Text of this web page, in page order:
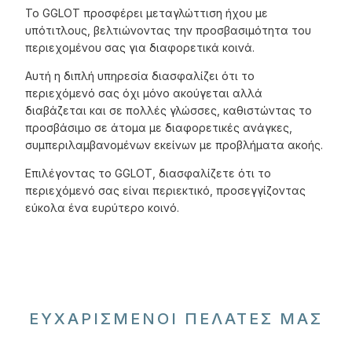
Το GGLOT προσφέρει μεταγλώττιση ήχου με
υπότιτλους, βελτιώνοντας την προσβασιμότητα του
περιεχομένου σας για διαφορετικά κοινά.
Αυτή η διπλή υπηρεσία διασφαλίζει ότι το
περιεχόμενό σας όχι μόνο ακούγεται αλλά
διαβάζεται και σε πολλές γλώσσες, καθιστώντας το
προσβάσιμο σε άτομα με διαφορετικές ανάγκες,
συμπεριλαμβανομένων εκείνων με προβλήματα ακοής.
Επιλέγοντας το GGLOT, διασφαλίζετε ότι το
περιεχόμενό σας είναι περιεκτικό, προσεγγίζοντας
εύκολα ένα ευρύτερο κοινό.
ΕΥΧΑΡΙΣΜΕΝΟΙ ΠΕΛΑΤΕΣ ΜΑΣ